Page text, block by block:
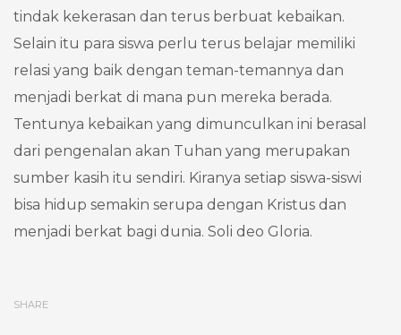
tindak kekerasan dan terus berbuat kebaikan.
Selain itu para siswa perlu terus belajar memiliki
relasi yang baik dengan teman-temannya dan
menjadi berkat di mana pun mereka berada.
Tentunya kebaikan yang dimunculkan ini berasal
dari pengenalan akan Tuhan yang merupakan
sumber kasih itu sendiri. Kiranya setiap siswa-siswi
bisa hidup semakin serupa dengan Kristus dan
menjadi berkat bagi dunia. Soli deo Gloria.
SHARE